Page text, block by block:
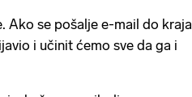
Ako se pošalje e-mail do kraja
i učinit ćemo sve da ga i